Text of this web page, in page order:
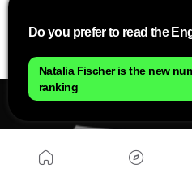
une position efficace en
compromettre le contrôle
Do you prefer to read the
Natalia Fischer is the new
ranking